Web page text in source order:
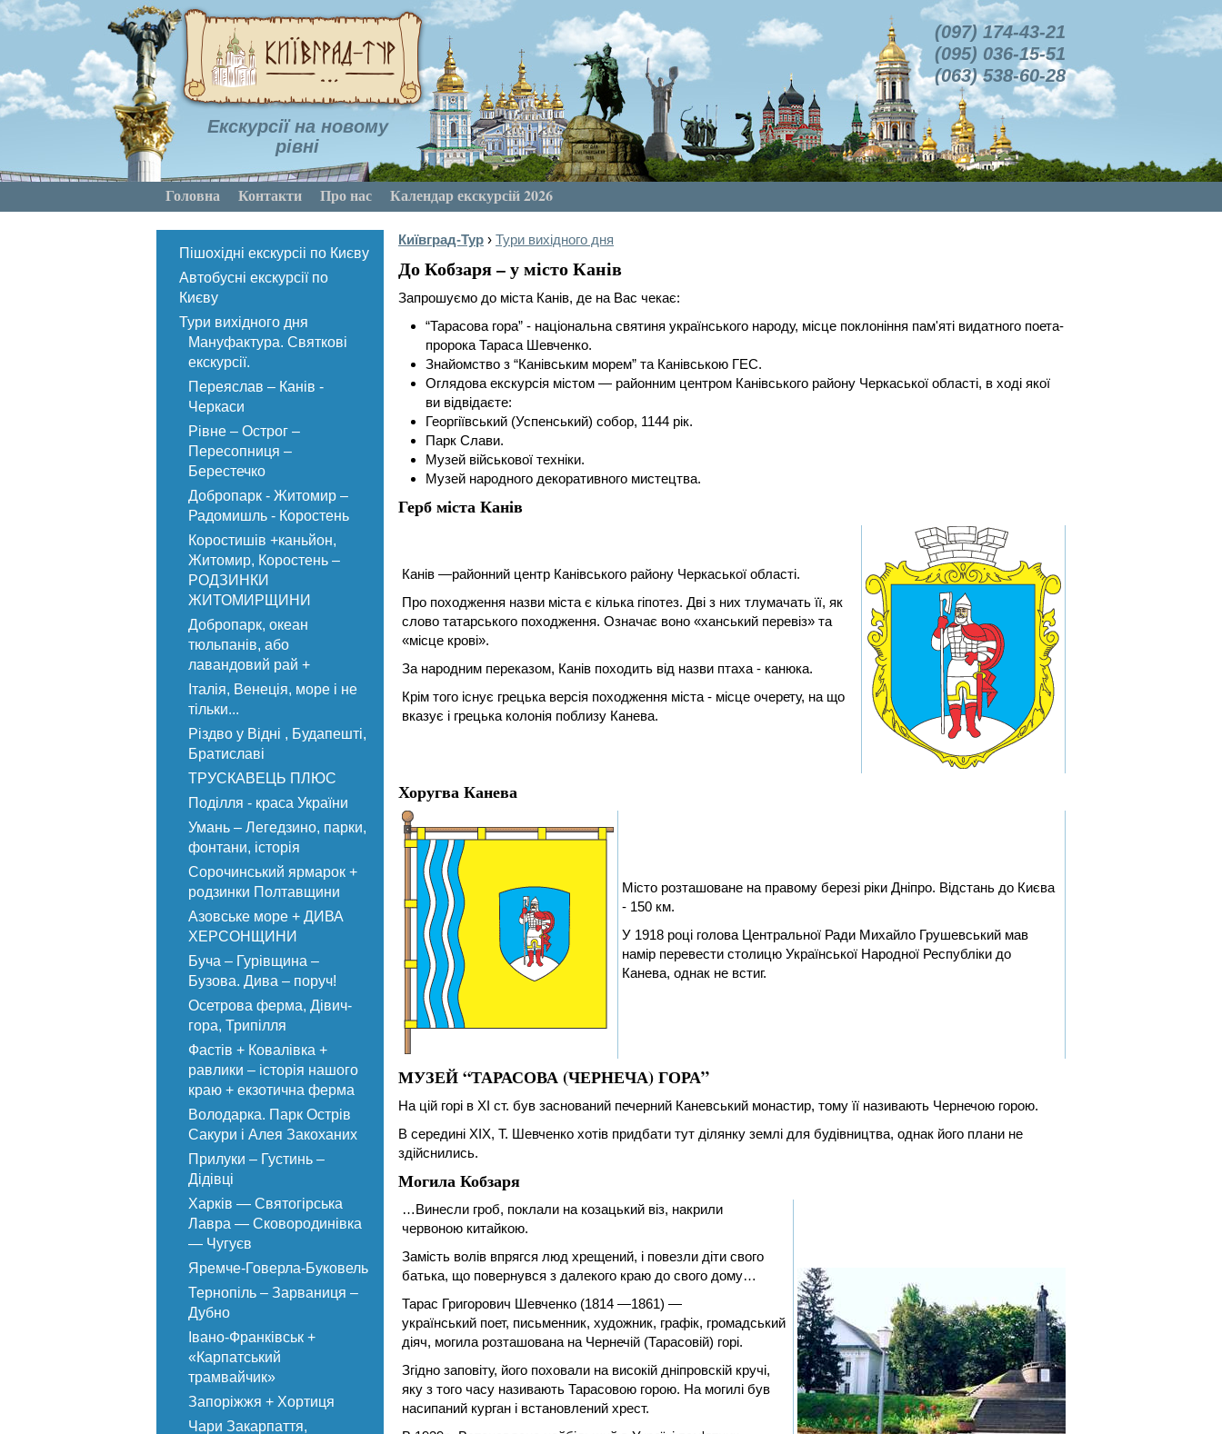
Екскурсії на новому
рівні
(097) 174-43-21
(095) 036-15-51
(063) 538-60-28
Головна Контакти Про нас Календар екскурсій 2026
Пішохідні екскурсіі по Києву
Автобусні екскурсії по
Києву
Тури вихідного дня
Мануфактура. Святкові
екскурсії.
Переяслав – Канів -
Черкаси
Рівне – Острог –
Пересопниця –
Берестечко
Добропарк - Житомир –
Радомишль - Коростень
Коростишів +каньйон,
Житомир, Коростень –
РОДЗИНКИ
ЖИТОМИРЩИНИ
Добропарк, океан
тюльпанів, або
лавандовий рай +
Італія, Венеція, море і не
тільки...
Різдво у Відні , Будапешті,
Братиславі
ТРУСКАВЕЦЬ ПЛЮС
Поділля - краса України
Умань – Легедзино, парки,
фонтани, історія
Сорочинський ярмарок +
родзинки Полтавщини
Азовське море + ДИВА
ХЕРСОНЩИНИ
Буча – Гурівщина –
Бузова. Дива – поруч!
Осетрова ферма, Дівич-
гора, Трипілля
Фастів + Ковалівка +
равлики – історія нашого
краю + екзотична ферма
Володарка. Парк Острів
Сакури і Алея Закоханих
Прилуки – Густинь –
Дідівці
Харків — Святогірська
Лавра — Сковородинівка
— Чугуєв
Яремче-Говерла-Буковель
Тернопіль – Зарваниця –
Дубно
Івано-Франківськ +
«Карпатський
трамвайчик»
Запоріжжя + Хортиця
Чари Закарпаття,
Київград-Тур › Тури вихідного дня
До Кобзаря – у місто Канів
Запрошуємо до міста Канів, де на Вас чекає:
“Тарасова гора” - національна святиня українського народу, місце поклоніння пам'яті видатного поета-
пророка Тараса Шевченко.
Знайомство з “Канівським морем” та Канівською ГЕС.
Оглядова екскурсія містом — районним центром Канівського району Черкаської області, в ході якої
ви відвідаєте:
Георгіївський (Успенський) собор, 1144 рік.
Парк Слави.
Музей військової техніки.
Музей народного декоративного мистецтва.
Герб міста Канів
Канів —районний центр Канівського району Черкаської області.
Про походження назви міста є кілька гіпотез. Дві з них тлумачать її, як
слово татарського походження. Означає воно «ханський перевіз» та
«місце крові».
За народним переказом, Канів походить від назви птаха - канюка.
Крім того існує грецька версія походження міста - місце очерету, на що
вказує і грецька колонія поблизу Канева.
Хоругва Канева
Місто розташоване на правому березі ріки Дніпро. Відстань до Києва
- 150 км.
У 1918 році голова Центральної Ради Михайло Грушевський мав
намір перевести столицю Української Народної Республіки до
Канева, однак не встиг.
МУЗЕЙ “ТАРАСОВА (ЧЕРНЕЧА) ГОРА”
На цій горі в XI ст. був заснований печерний Каневський монастир, тому її називають Чернечою горою.
В середині XIX, Т. Шевченко хотів придбати тут ділянку землі для будівництва, однак його плани не
здійснились.
Могила Кобзаря
…Винесли гроб, поклали на козацький віз, накрили
червоною китайкою.
Замість волів впрягся люд хрещений, і повезли діти свого
батька, що повернувся з далекого краю до свого дому…
Тарас Григорович Шевченко (1814 —1861) —
український поет, письменник, художник, графік, громадський
діяч, могила розташована на Чернечій (Тарасовій) горі.
Згідно заповіту, його поховали на високій дніпровскій кручі,
яку з того часу називають Тарасовою горою. На могилі був
насипаний курган і встановлений хрест.